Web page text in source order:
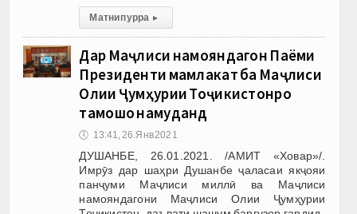
Матни пурра ▸
Дар Маҷлиси намояндагон Паёми
Президенти мамлакат ба Маҷлиси
Олии Ҷумҳурии Тоҷикистонро
тамошо намуданд
🕔 13:41, 26.Янв 2021
ДУШАНБЕ, 26.01.2021. /АМИТ «Ховар»/.
Имрӯз дар шаҳри Душанбе ҷаласаи якҷояи
панҷуми Маҷлиси миллӣ ва Маҷлиси
намояндагони Маҷлиси Олии Ҷумҳурии